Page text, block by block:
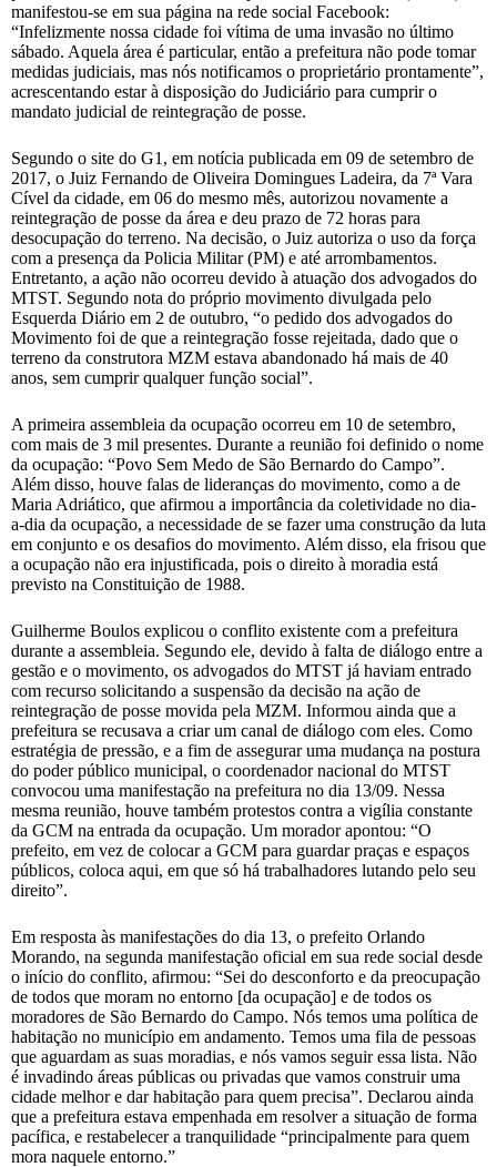
manifestou-se em sua página na rede social Facebook:
“Infelizmente nossa cidade foi vítima de uma invasão no último
sábado. Aquela área é particular, então a prefeitura não pode tomar
medidas judiciais, mas nós notificamos o proprietário prontamente”,
acrescentando estar à disposição do Judiciário para cumprir o
mandato judicial de reintegração de posse.
Segundo o site do G1, em notícia publicada em 09 de setembro de
2017, o Juiz Fernando de Oliveira Domingues Ladeira, da 7ª Vara
Cível da cidade, em 06 do mesmo mês, autorizou novamente a
reintegração de posse da área e deu prazo de 72 horas para
desocupação do terreno. Na decisão, o Juiz autoriza o uso da força
com a presença da Policia Militar (PM) e até arrombamentos.
Entretanto, a ação não ocorreu devido à atuação dos advogados do
MTST. Segundo nota do próprio movimento divulgada pelo
Esquerda Diário em 2 de outubro, “o pedido dos advogados do
Movimento foi de que a reintegração fosse rejeitada, dado que o
terreno da construtora MZM estava abandonado há mais de 40
anos, sem cumprir qualquer função social”.
A primeira assembleia da ocupação ocorreu em 10 de setembro,
com mais de 3 mil presentes. Durante a reunião foi definido o nome
da ocupação: “Povo Sem Medo de São Bernardo do Campo”.
Além disso, houve falas de lideranças do movimento, como a de
Maria Adriático, que afirmou a importância da coletividade no dia-
a-dia da ocupação, a necessidade de se fazer uma construção da luta
em conjunto e os desafios do movimento. Além disso, ela frisou que
a ocupação não era injustificada, pois o direito à moradia está
previsto na Constituição de 1988.
Guilherme Boulos explicou o conflito existente com a prefeitura
durante a assembleia. Segundo ele, devido à falta de diálogo entre a
gestão e o movimento, os advogados do MTST já haviam entrado
com recurso solicitando a suspensão da decisão na ação de
reintegração de posse movida pela MZM. Informou ainda que a
prefeitura se recusava a criar um canal de diálogo com eles. Como
estratégia de pressão, e a fim de assegurar uma mudança na postura
do poder público municipal, o coordenador nacional do MTST
convocou uma manifestação na prefeitura no dia 13/09. Nessa
mesma reunião, houve também protestos contra a vigília constante
da GCM na entrada da ocupação. Um morador apontou: “O
prefeito, em vez de colocar a GCM para guardar praças e espaços
públicos, coloca aqui, em que só há trabalhadores lutando pelo seu
direito”.
Em resposta às manifestações do dia 13, o prefeito Orlando
Morando, na segunda manifestação oficial em sua rede social desde
o início do conflito, afirmou: “Sei do desconforto e da preocupação
de todos que moram no entorno [da ocupação] e de todos os
moradores de São Bernardo do Campo. Nós temos uma política de
habitação no município em andamento. Temos uma fila de pessoas
que aguardam as suas moradias, e nós vamos seguir essa lista. Não
é invadindo áreas públicas ou privadas que vamos construir uma
cidade melhor e dar habitação para quem precisa”. Declarou ainda
que a prefeitura estava empenhada em resolver a situação de forma
pacífica, e restabelecer a tranquilidade “principalmente para quem
mora naquele entorno.”